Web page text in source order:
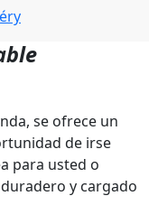
se ofrece un
de irse
para usted o
y cargado